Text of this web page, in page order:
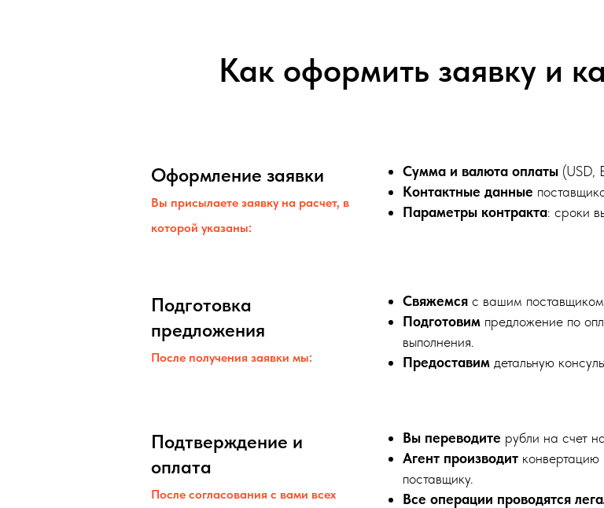
Как оформить заявку и
Оформление заявки
Вы присылаете заявку на расчет, в
которой указаны:
Сумма и валюта оплаты (USD,
Контактные данные
Параметры контракта: сроки
Подготовка
предложения
После получения заявки мы:
Свяжемся с вашим поставщиком
Подготовим предложение по
выполнения.
Предоставим детальную
Подтверждение и
оплата
После согласования с вами всех
Вы переводите рубли на счет
Агент производит конвертацию
поставщику.
Все операции проводятся